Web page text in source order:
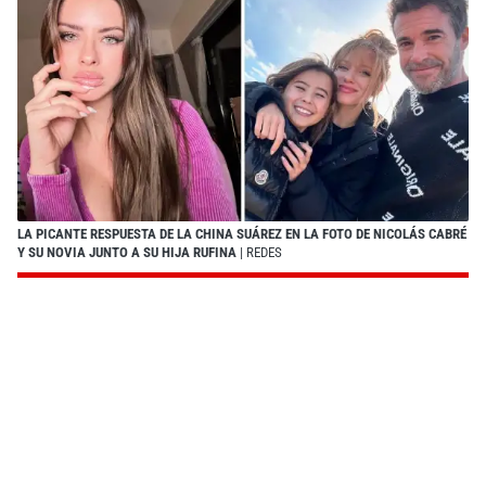
LA PICANTE RESPUESTA DE LA CHINA SUÁREZ EN LA FOTO DE NICOLÁS CABRÉ
Y SU NOVIA JUNTO A SU HIJA RUFINA | REDES